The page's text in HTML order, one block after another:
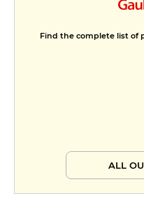
Find the complete list of
ALL